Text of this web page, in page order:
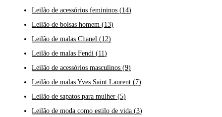
Leilão de acessórios femininos (14)
Leilão de bolsas homem (13)
Leilão de malas Chanel (12)
Leilão de malas Fendi (11)
Leilão de acessórios masculinos (9)
Leilão de malas Yves Saint Laurent (7)
Leilão de sapatos para mulher (5)
Leilão de moda como estilo de vida (3)